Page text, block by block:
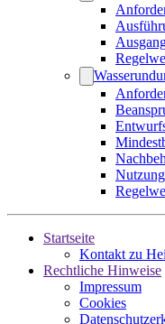
Startseite
Kontakt zu
Rechtliche Hinweise
Impressum
Cookies